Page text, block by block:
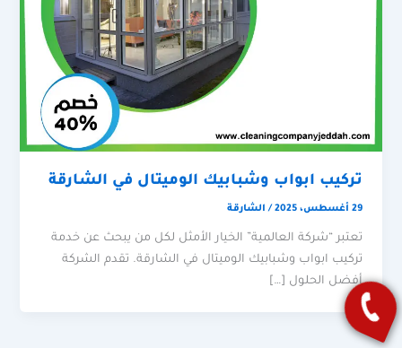
تركيب ابواب وشبابيك الوميتال في الشارقة
29 أغسطس، 2025 / الشارقة
تعتبر “شركة العالمية” الخيار الأمثل لكل من يبحث عن خدمة
تركيب ابواب وشبابيك الوميتال في الشارقة. تقدم الشركة
أفضل الحلول […]